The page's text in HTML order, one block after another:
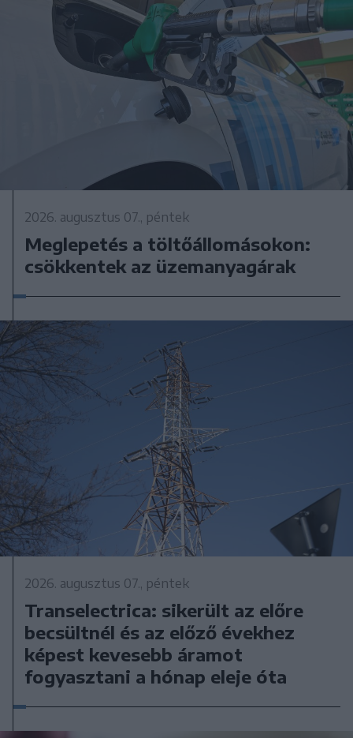
2026. augusztus 07., péntek
Meglepetés a töltőállomásokon:
csökkentek az üzemanyagárak
2026. augusztus 07., péntek
Transelectrica: sikerült az előre
becsültnél és az előző évekhez
képest kevesebb áramot
fogyasztani a hónap eleje óta